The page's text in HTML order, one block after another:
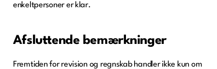
enkeltpersoner er klar.
Afsluttende bemærkninger
Fremtiden for revision og regnskab handler ikke kun om